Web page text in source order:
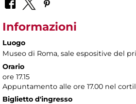
Informazioni
Luogo
Museo di Roma, sale espositive del
Orario
ore 17.15
Appuntamento alle ore 17.00 nel
Biglietto d'ingresso